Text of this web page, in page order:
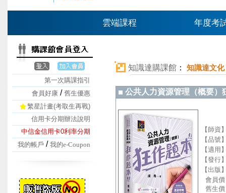
雲端課程 年度考
第一次購課指引
會員好康 / 舊生優惠
繁星計畫(考取生再戰)
信用卡分期辦法說明
中信金信用卡0利率分期
我的帳戶 / 我的e-Coupon
知識達購課館： 知識達文化
公共人力資源管理（概要）
【師資
【品號
【適用
【發行
【出版
會員價
舊生價